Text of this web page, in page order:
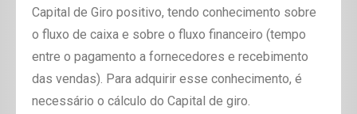
Capital de Giro positivo, tendo conhecimento sobre
o fluxo de caixa e sobre o fluxo financeiro (tempo
entre o pagamento a fornecedores e recebimento
das vendas). Para adquirir esse conhecimento, é
necessário o cálculo do Capital de giro.